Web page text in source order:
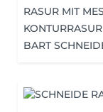
RASUR MIT
KONTURRASUR
BART